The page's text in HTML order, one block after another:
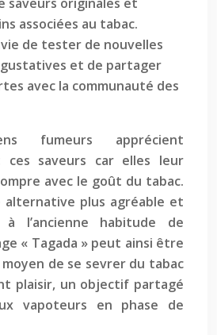
associées au tabac.
de tester de nouvelles
et de partager
avec la communauté des
fumeurs apprécient
ces saveurs car elles leur
avec le goût du tabac.
alternative plus agréable et
à l’ancienne habitude de
« Tagada » peut ainsi être
de se sevrer du tabac
plaisir, un objectif partagé
vapoteurs en phase de